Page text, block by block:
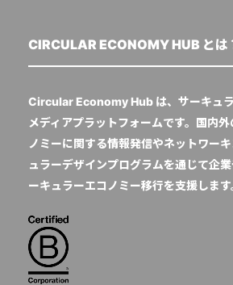
CIRCULAR ECONOMY HUB とは
Circular Economy Hub は、サーキュ
メディアプラットフォームです。国内
ノミーに関する情報発信やネットワー
ュラーデザインプログラムを通じて企
ーキュラーエコノミー移行を支援します